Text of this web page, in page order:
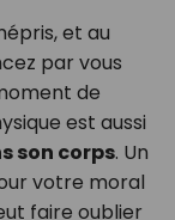
et au
par vous
de
est aussi
son corps. Un
votre moral
faire oublier